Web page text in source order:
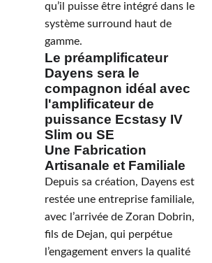
qu’il puisse être intégré dans le
système surround haut de
gamme.
Le préamplificateur
Dayens sera le
compagnon idéal avec
l'amplificateur de
puissance Ecstasy IV
Slim ou SE
Une Fabrication
Artisanale et Familiale
Depuis sa création, Dayens est
restée une entreprise familiale,
avec l’arrivée de Zoran Dobrin,
fils de Dejan, qui perpétue
l’engagement envers la qualité